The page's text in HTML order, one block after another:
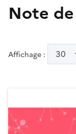
Note
Affichage : 30